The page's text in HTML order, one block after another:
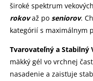
široké spektrum
rokovaž po seniorov.
kategórií s maximálnym
Tvarovateľný a Stabilný
mäkký gél vo vrchnej
nasadenie a zaisťuje